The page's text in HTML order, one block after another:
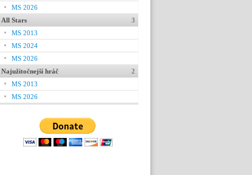
MS 2026
All Stars
3
MS 2013
MS 2024
MS 2026
Najužitočnejší hráč
2
MS 2013
MS 2026